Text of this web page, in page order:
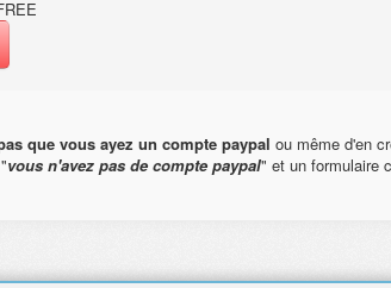
que vous ayez un compte paypal ou même d'en
vous n'avez pas de compte paypal" et un formulaire